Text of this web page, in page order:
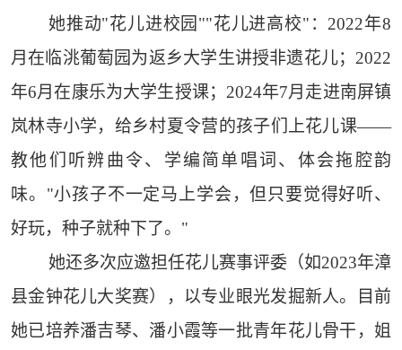
她推动"花儿进校园""花儿进高校"：2022年8
月在临洮葡萄园为返乡大学生讲授非遗花儿；2022
年6月在康乐为大学生授课；2024年7月走进南屏镇
岚林寺小学，给乡村夏令营的孩子们上花儿课——
教他们听辨曲令、学编简单唱词、体会拖腔韵
味。"小孩子不一定马上学会，但只要觉得好听、
好玩，种子就种下了。"
她还多次应邀担任花儿赛事评委（如2023年漳
县金钟花儿大奖赛），以专业眼光发掘新人。目前
她已培养潘吉琴、潘小霞等一批青年花儿骨干，姐